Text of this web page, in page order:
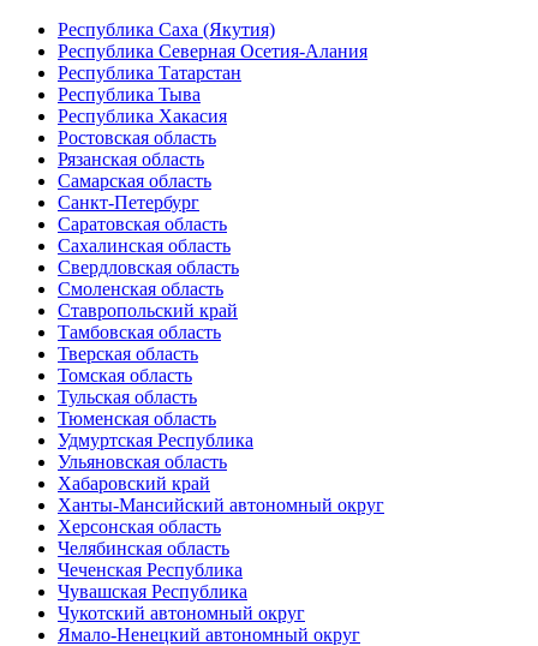
Республика Саха (Якутия)
Республика Северная Осетия-Алания
Республика Татарстан
Республика Тыва
Республика Хакасия
Ростовская область
Рязанская область
Самарская область
Санкт-Петербург
Саратовская область
Сахалинская область
Свердловская область
Смоленская область
Ставропольский край
Тамбовская область
Тверская область
Томская область
Тульская область
Тюменская область
Удмуртская Республика
Ульяновская область
Хабаровский край
Ханты-Мансийский автономный округ
Херсонская область
Челябинская область
Чеченская Республика
Чувашская Республика
Чукотский автономный округ
Ямало-Ненецкий автономный округ